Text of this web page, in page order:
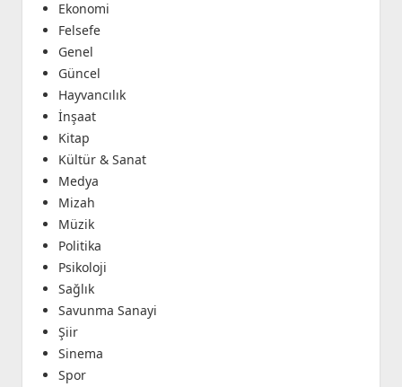
Ekonomi
Felsefe
Genel
Güncel
Hayvancılık
İnşaat
Kitap
Kültür & Sanat
Medya
Mizah
Müzik
Politika
Psikoloji
Sağlık
Savunma Sanayi
Şiir
Sinema
Spor